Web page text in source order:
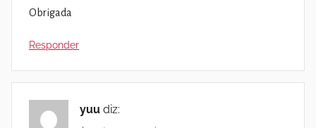
Obrigada
Responder
yuu diz: